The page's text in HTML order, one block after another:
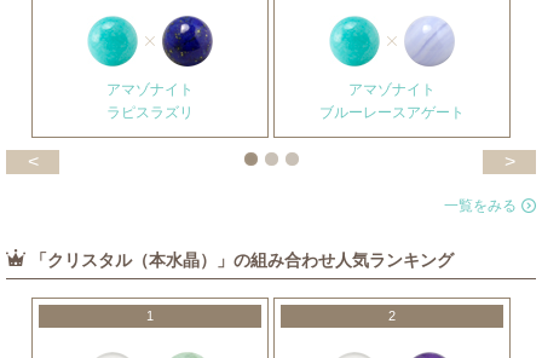
アマゾナイト
ラピスラズリ
アマゾナイト
ブルーレースアゲート
< >
一覧をみる
「クリスタル（本水晶）」の組み合わせ人気ランキング
1 2